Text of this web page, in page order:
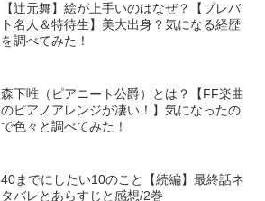
【辻元舞】絵が上手いのはなぜ？【プレバ
ト名人＆特待生】美大出身？気になる経歴
を調べてみた！
森下唯（ピアニート公爵）とは？【FF楽曲
のピアノアレンジが凄い！】気になったの
で色々と調べてみた！
40までにしたい10のこと【続編】最終話ネ
タバレとあらすじと感想/2巻